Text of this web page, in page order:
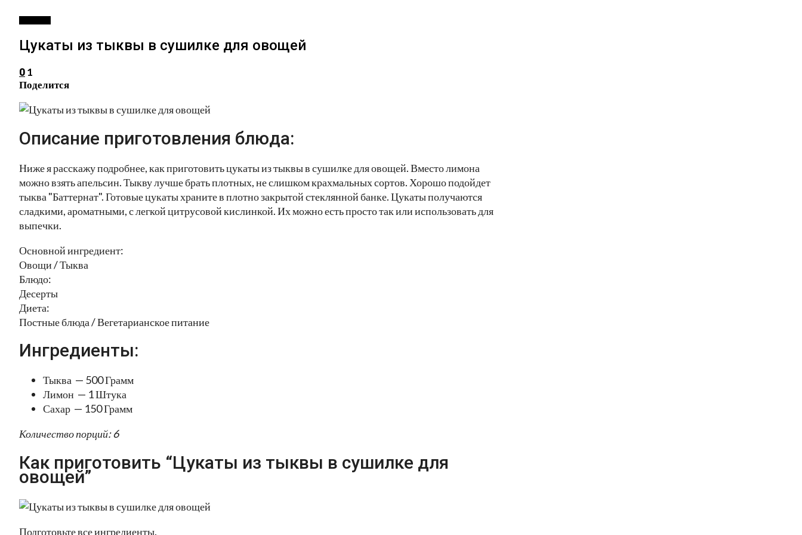
Цукаты из тыквы в сушилке для овощей
0 1
Поделится
Описание приготовления блюда:
Ниже я расскажу подробнее, как приготовить цукаты из тыквы в сушилке для овощей. Вместо лимона
можно взять апельсин. Тыкву лучше брать плотных, не слишком крахмальных сортов. Хорошо подойдет
тыква "Баттернат". Готовые цукаты храните в плотно закрытой стеклянной банке. Цукаты получаются
сладкими, ароматными, с легкой цитрусовой кислинкой. Их можно есть просто так или использовать для
выпечки.
Основной ингредиент:
Овощи / Тыква
Блюдо:
Десерты
Диета:
Постные блюда / Вегетарианское питание
Ингредиенты:
Тыква — 500 Грамм
Лимон — 1 Штука
Сахар — 150 Грамм
Количество порций: 6
Как приготовить “Цукаты из тыквы в сушилке для
овощей”
Подготовьте все ингредиенты.